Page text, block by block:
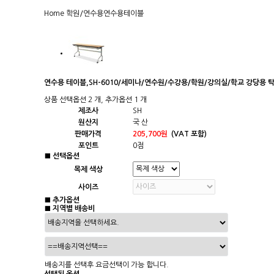
Home 학원/연수용연수용테이블
연수용 테이블,SH-6010/세미나/연수원/수강용/학원/강의실/학교 강당용
상품 선택옵션 2 개, 추가옵션 1 개
제조사
SH
원산지
국 산
판매가격
205,700원
(VAT 포함)
포인트
0점
■ 선택옵션
목제 색상
사이즈
■ 추가옵션
■ 지역별 배송비
배송지를 선택후 요금선택이 가능 합니다.